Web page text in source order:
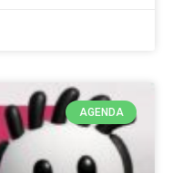
AGENDA